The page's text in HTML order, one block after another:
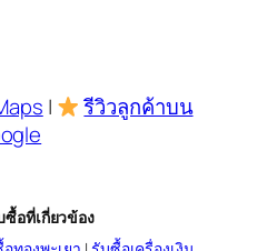
|
รีวิวลูกค้าบน
ซื้อที่เกี่ยวข้อง